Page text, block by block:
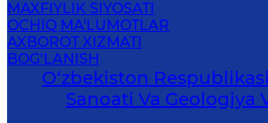
MAXFIYLIK SIYOSATI
OCHIQ MA'LUMOTLAR
AXBOROT XIZMATI
BOG‘LANISH
O‘zbekiston
Sanoati Va Geologiya